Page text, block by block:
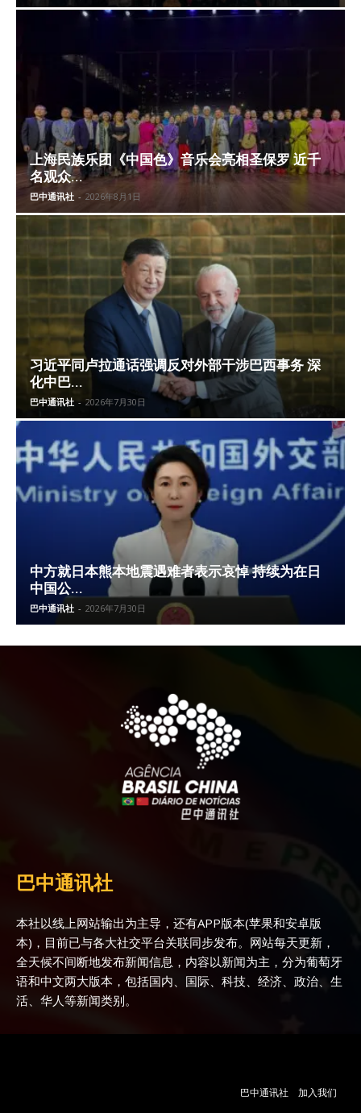
上海民族乐团《中国色》音乐会亮相圣保罗 近千
名观众...
巴中通讯社 - 2026年8月1日
习近平同卢拉通话强调反对外部干涉巴西事务 深
化中巴...
巴中通讯社 - 2026年7月30日
中方就日本熊本地震遇难者表示哀悼 持续为在日
中国公...
巴中通讯社 - 2026年7月30日
巴中通讯社
本社以线上网站输出为主导，还有APP版本(苹果和安卓版
本)，目前已与各大社交平台关联同步发布。网站每天更新，
全天候不间断地发布新闻信息，内容以新闻为主，分为葡萄牙
语和中文两大版本，包括国内、国际、科技、经济、政治、生
活、华人等新闻类别。
巴中通讯社 加入我们